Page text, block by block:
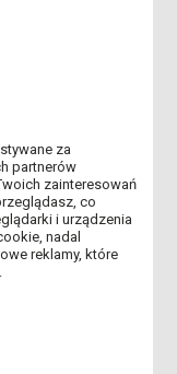
Uczelniana
piętro budynku
za
partnerów
zainteresowań
co
i urządzenia
nadal
reklamy, które